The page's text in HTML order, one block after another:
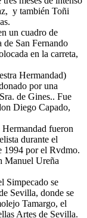
y también Toñi
un cuadro de
de San Fernando
en la carreta,
Hermandad)
por una
de Gines.. Fue
Diego Capado,
Hermandad fueron
durante el
1994 por el Rvdmo.
Manuel Ureña
Simpecado se
Sevilla, donde se
Tamargo, el
Artes de Sevilla.